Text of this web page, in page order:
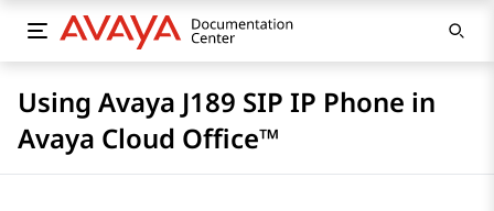
Using Avaya J189 SIP IP Phone in
Avaya Cloud Office™